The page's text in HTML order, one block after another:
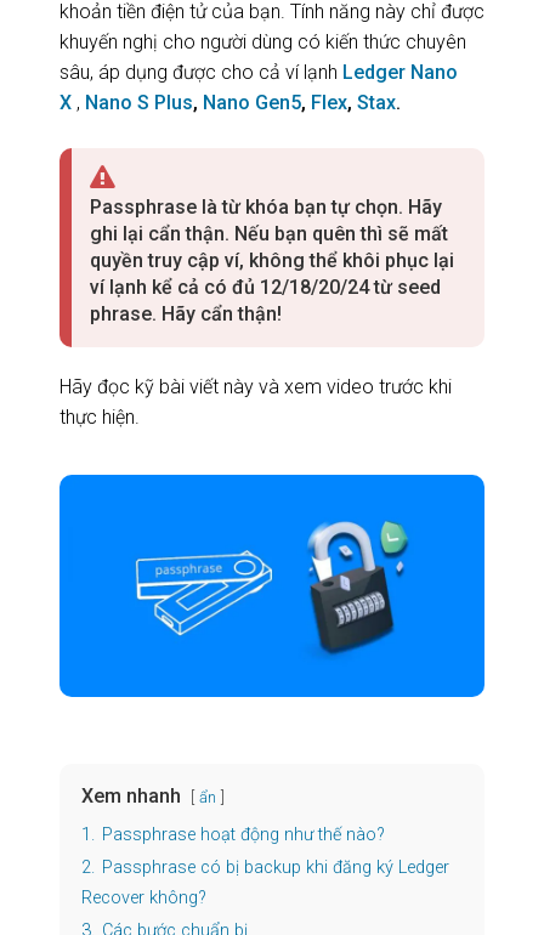
khoản tiền điện tử của bạn. Tính năng này chỉ được
khuyến nghị cho người dùng có kiến thức chuyên
sâu, áp dụng được cho cả ví lạnh Ledger Nano
X , Nano S Plus, Nano Gen5, Flex, Stax.
Passphrase là từ khóa bạn tự chọn. Hãy
ghi lại cẩn thận. Nếu bạn quên thì sẽ mất
quyền truy cập ví, không thể khôi phục lại
ví lạnh kể cả có đủ 12/18/20/24 từ seed
phrase. Hãy cẩn thận!
Hãy đọc kỹ bài viết này và xem video trước khi
thực hiện.
Xem nhanh ẩn
1. Passphrase hoạt động như thế nào?
2. Passphrase có bị backup khi đăng ký Ledger
Recover không?